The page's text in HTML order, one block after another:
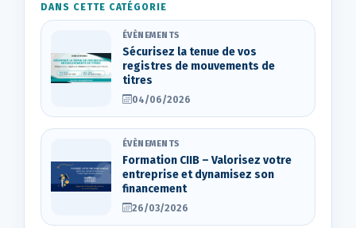
DANS CETTE CATÉGORIE
ÉVÈNEMENTS
Sécurisez la tenue de vos
registres de mouvements de
titres
04/06/2026
ÉVÈNEMENTS
Formation CIIB – Valorisez votre
entreprise et dynamisez son
financement
26/03/2026